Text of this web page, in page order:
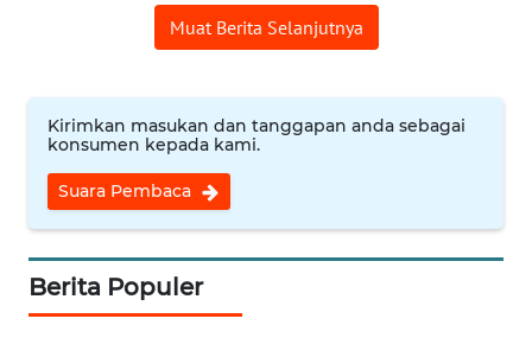
Muat Berita Selanjutnya
Kirimkan masukan dan tanggapan anda sebagai
konsumen kepada kami.
Suara Pembaca
Berita Populer
WN
JAKARTA
WN